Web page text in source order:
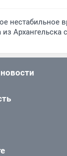
нестабильное
Архангельска